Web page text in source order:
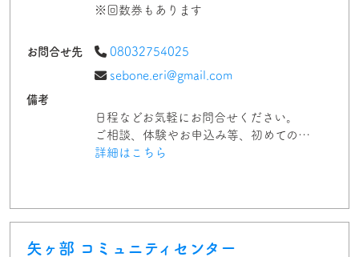
※回数券もあります
お問合せ先
08032754025
sebone.eri@gmail.com
備考
日程などお気軽にお問合せください。
ご相談、体験やお申込み等、初めての…
詳細はこちら
矢ヶ部 コミュニティセンター